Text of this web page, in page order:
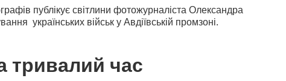
публікує світлини фотожурналіста Олександра
українських військ у Авдіївській промзоні.
тривалий час